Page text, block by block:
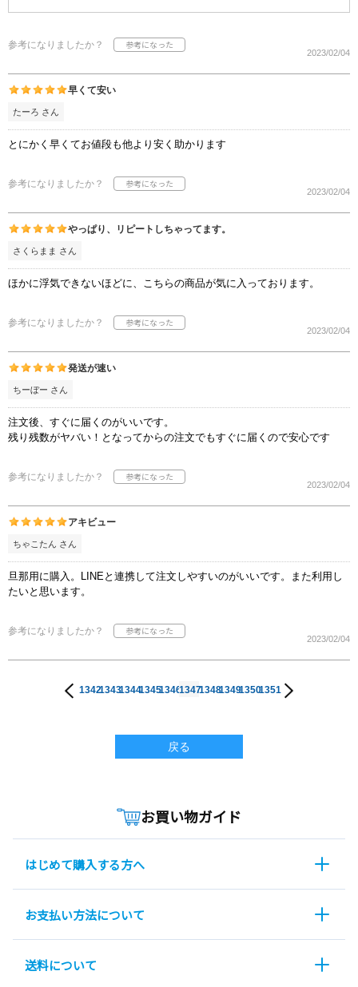
参考になりましたか？
2023/02/04
早くて安い
たーろ さん
とにかく早くてお値段も他より安く助かります
参考になりましたか？
2023/02/04
やっぱり、リピートしちゃってます。
さくらまま さん
ほかに浮気できないほどに、こちらの商品が気に入っております。
参考になりましたか？
2023/02/04
発送が速い
ちーぼー さん
注文後、すぐに届くのがいいです。
残り残数がヤバい！となってからの注文でもすぐに届くので安心です
参考になりましたか？
2023/02/04
アキビュー
ちゃこたん さん
旦那用に購入。LINEと連携して注文しやすいのがいいです。また利用し
たいと思います。
参考になりましたか？
2023/02/04
1342134313441345134613471348134913501351
戻る
お買い物ガイド
はじめて購入する方へ
お支払い方法について
送料について